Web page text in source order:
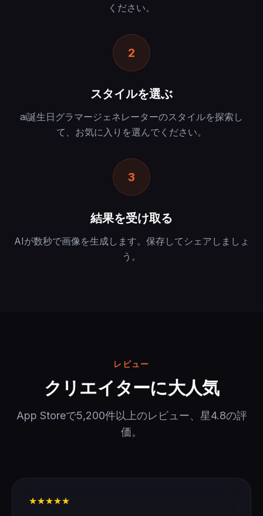
ください。
2
スタイルを選ぶ
ai誕生日グラマージェネレーターのスタイルを探索し
て、お気に入りを選んでください。
3
結果を受け取る
AIが数秒で画像を生成します。保存してシェアしましょ
う。
レビュー
クリエイターに大人気
App Storeで5,200件以上のレビュー、星4.8の評
価。
★★★★★